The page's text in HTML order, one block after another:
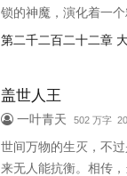
锁的神魔，演化着一
第二千二百二十二章
盖世人王
一叶青天 502 万字
世间万物的生灭，不
来无人能抗衡。相传